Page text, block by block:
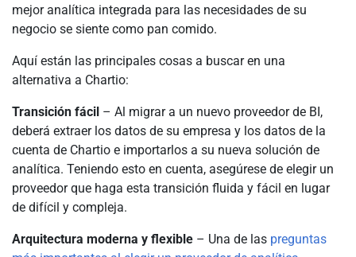
mejor analítica integrada para las necesidades de su
negocio se siente como pan comido.
Aquí están las principales cosas a buscar en una
alternativa a Chartio:
Transición fácil – Al migrar a un nuevo proveedor de BI,
deberá extraer los datos de su empresa y los datos de la
cuenta de Chartio e importarlos a su nueva solución de
analítica. Teniendo esto en cuenta, asegúrese de elegir un
proveedor que haga esta transición fluida y fácil en lugar
de difícil y compleja.
Arquitectura moderna y flexible – Una de las preguntas